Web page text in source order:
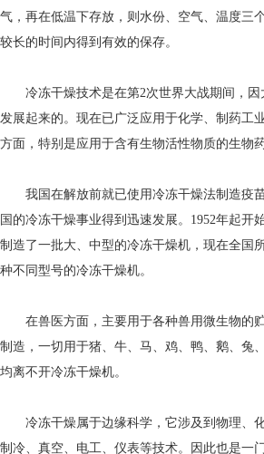
气，再在低温下存放，则水份、空气、温度三
较长的时间内得到有效的保存。
冷冻干燥技术是在第2次世界大战期间，因
发展起来的。现在已广泛应用于化学、制药工
方面，特别是应用于含有生物活性物质的生物
我国在解放前就已使用冷冻干燥法制造疫
国的冷冻干燥事业得到迅速发展。1952年起开
制造了一批大、中型的冷冻干燥机，现在全国
种不同型号的冷冻干燥机。
在兽医方面，主要用于各种兽用微生物的
制造，一切用于猪、牛、马、鸡、鸭、鹅、兔
均离不开冷冻干燥机。
冷冻干燥属于边缘科学，它涉及到物理、
制冷、真空、电工、仪表等技术。因此也是一